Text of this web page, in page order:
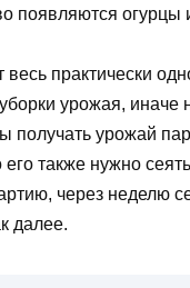
появляются огурцы
весь практически
урожая, иначе
получать урожай
его также нужно
через неделю
далее.